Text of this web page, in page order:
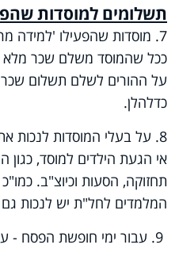
תשלומים למוסדות
7. מוסדות שהפעילו 'למידה
ככל שהמוסד משלם שכר מלא
על ההורים לשלם תשלום שכר
כדלהלן.
8. על בעלי המוסדות לנכות
אי הגעת הילדים למוסד, כגון
תחזוקה, הסעות וכיוצ"ב.
המלמדים לחל"ת יש לנכות